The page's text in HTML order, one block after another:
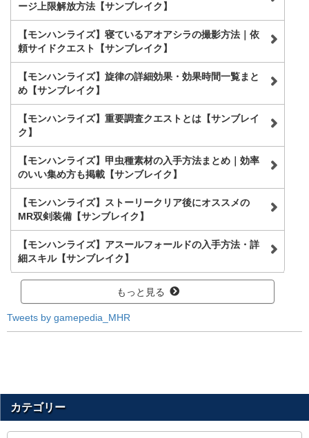
ージ上限解放方法【サンブレイク】
【モンハンライズ】寝ているアオアシラの撮影方法｜依
頼サイドクエスト【サンブレイク】
【モンハンライズ】旋律の詳細効果・効果時間一覧まと
め【サンブレイク】
【モンハンライズ】重要調査クエストとは【サンブレイ
ク】
【モンハンライズ】甲虫種素材の入手方法まとめ｜効率
のいい集め方も掲載【サンブレイク】
【モンハンライズ】ストーリークリア後にオススメの
MR双剣装備【サンブレイク】
【モンハンライズ】アスールフォールドの入手方法・詳
細スキル【サンブレイク】
もっと見る
Tweets by gamepedia_MHR
カテゴリー